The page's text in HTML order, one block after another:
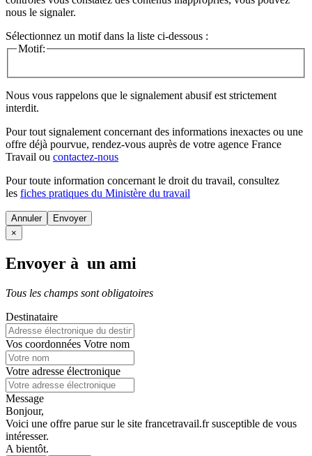
nous le signaler.
Sélectionnez un motif dans la liste ci-dessous :
Motif:
Nous vous rappelons que le signalement abusif est strictement
interdit.
Pour tout signalement concernant des informations inexactes ou une
offre déjà pourvue, rendez-vous auprès de votre agence France
Travail ou contactez-nous
Pour toute information concernant le droit du travail, consultez
les fiches pratiques du Ministère du travail
Annuler
×
Envoyer à un ami
Tous les champs sont obligatoires
Destinataire
Vos coordonnées Votre nom
Votre adresse électronique
Message
Bonjour,
Voici une offre parue sur le site francetravail.fr susceptible de vous
intéresser.
A bientôt.